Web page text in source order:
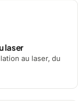
laser
au laser, du